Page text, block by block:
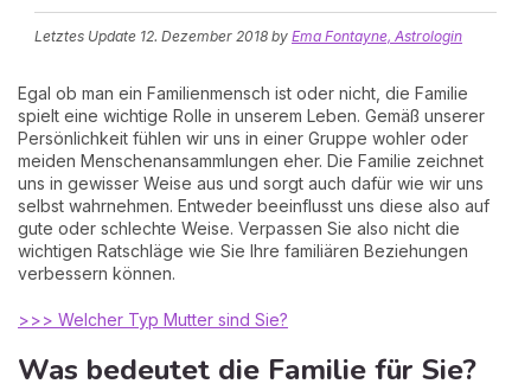
Letztes Update 12. Dezember 2018 by Ema Fontayne, Astrologin
Egal ob man ein Familienmensch ist oder nicht, die Familie
spielt eine wichtige Rolle in unserem Leben. Gemäß unserer
Persönlichkeit fühlen wir uns in einer Gruppe wohler oder
meiden Menschenansammlungen eher. Die Familie zeichnet
uns in gewisser Weise aus und sorgt auch dafür wie wir uns
selbst wahrnehmen. Entweder beeinflusst uns diese also auf
gute oder schlechte Weise. Verpassen Sie also nicht die
wichtigen Ratschläge wie Sie Ihre familiären Beziehungen
verbessern können.
>>> Welcher Typ Mutter sind Sie?
Was bedeutet die Familie für Sie?